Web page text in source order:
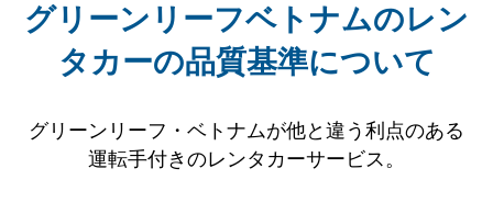
グリーンリーフベトナムのレン
タカーの品質基準について
グリーンリーフ・ベトナムが他と違う利点のある
運転手付きのレンタカーサービス。